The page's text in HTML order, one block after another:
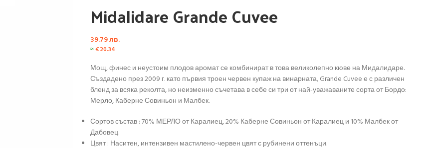
Midalidare Grande Cuvee
39.79лв.
≈€20.34
Мощ, финес и неустоим плодов аромат се комбинират в това великолепно кюве на Мидалидаре.
Създадено през 2009 г. като първия троен червен купаж на винарната, Grande Cuvee е с различен
бленд за всяка реколта, но неизменно съчетава в себе си три от най-уважаваните сорта от Бордо:
Мерло, Каберне Совиньон и Малбек.
Сортов състав : 70% МЕРЛО от Каралиец, 20% Каберне Совиньон от Каралиец и 10% Малбек от
Дабовец.
Цвят : Наситен, интензивен мастилено-червен цвят с рубинени оттенъци.